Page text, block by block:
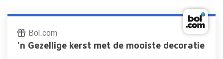
Bol.com
'n Gezellige kerst met de mooiste decoratie